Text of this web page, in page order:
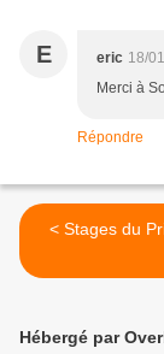
E eric 18/
Merci à
Répondre
< Stages du
Hébergé par